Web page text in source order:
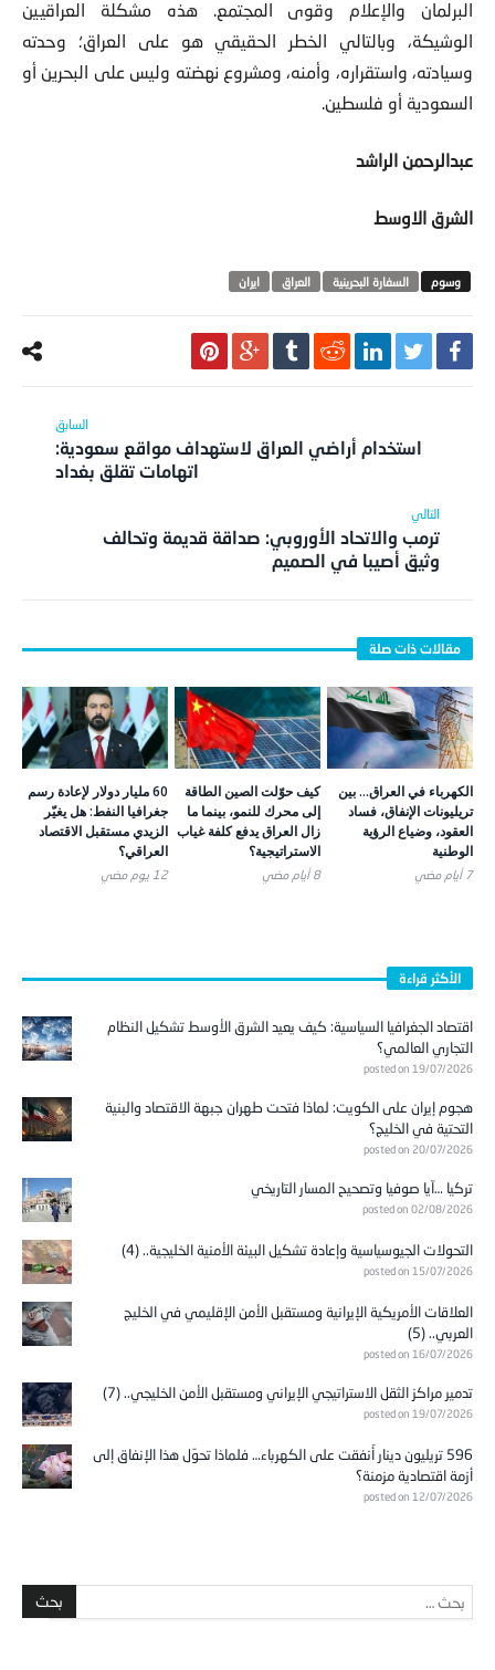
البرلمان والإعلام وقوى المجتمع. هذه مشكلة العراقيين
الوشيكة، وبالتالي الخطر الحقيقي هو على العراق؛ وحدته
وسيادته، واستقراره، وأمنه، ومشروع نهضته وليس على البحرين أو
السعودية أو فلسطين.
عبدالرحمن الراشد
الشرق الاوسط
السفارة البحرينية العراق ايران
استخدام أراضي العراق لاستهداف مواقع سعودية:
اتهامات تقلق بغداد
ترمب والاتحاد الأوروبي: صداقة قديمة وتحالف
وثيق أصيبا في الصميم
الكهرباء في العراق… بين
تريليونات الإنفاق، فساد
العقود، وضياع الرؤية
الوطنية
7 أيام ‎مضي
كيف حوّلت الصين الطاقة
إلى محرك للنمو، بينما ما
زال العراق يدفع كلفة غياب
الاستراتيجية؟
8 أيام ‎مضي
60 مليار دولار لإعادة رسم
جغرافيا النفط: هل يغيّر
الزيدي مستقبل الاقتصاد
العراقي؟
12 يوم ‎مضي
الأكثر قراءة
اقتصاد الجغرافيا السياسية: كيف يعيد الشرق الأوسط تشكيل النظام
التجاري العالمي؟
posted on 19/07/2026
هجوم إيران على الكويت: لماذا فتحت طهران جبهة الاقتصاد والبنية
التحتية في الخليج؟
posted on 20/07/2026
تركيا …آيا صوفيا وتصحيح المسار التاريخي
posted on 02/08/2026
التحولات الجيوسياسية وإعادة تشكيل البيئة الأمنية الخليجية.. (4)
posted on 15/07/2026
العلاقات الأمريكية الإيرانية ومستقبل الأمن الإقليمي في الخليج
العربي.. (5)
posted on 16/07/2026
تدمير مراكز الثقل الاستراتيجي الإيراني ومستقبل الأمن الخليجي.. (7)
posted on 19/07/2026
596 تريليون دينار أُنفقت على الكهرباء… فلماذا تحوّل هذا الإنفاق إلى
أزمة اقتصادية مزمنة؟
posted on 12/07/2026